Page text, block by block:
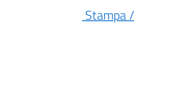
Stampa /